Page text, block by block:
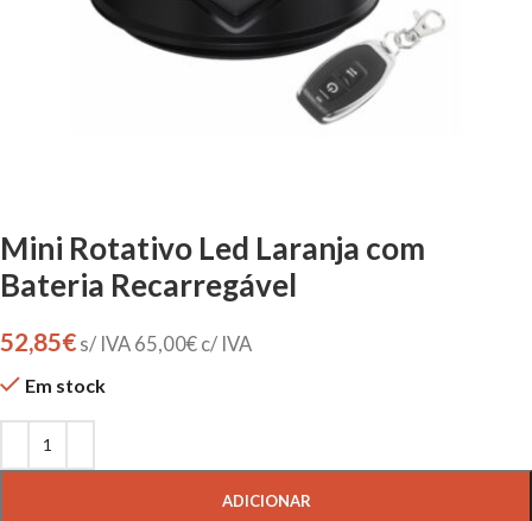
Mini Rotativo Led Laranja com
Bateria Recarregável
52,85€ s/ IVA 65,00€ c/ IVA
Em stock
ADICIONAR